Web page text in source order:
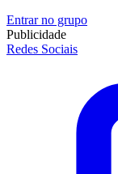
Entrar no grupo
Publicidade
Redes Sociais